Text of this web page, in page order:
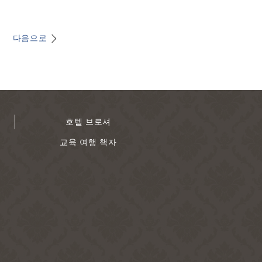
다음으로
호텔 브로셔
교육 여행 책자